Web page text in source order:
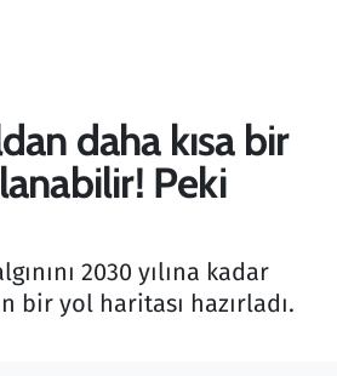
daha kısa bir
Peki
2030 yılına kadar
bir yol haritası hazırladı.